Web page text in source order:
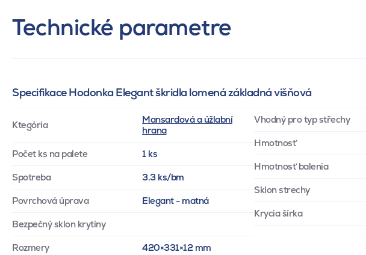
Technické parametre
Specifikace Hodonka Elegant škridla lomená základná višňová
Ktegória
Mansardová a úžlabní
hrana
Počet ks na palete 1 ks
Spotreba 3.3 ks/bm
Povrchová úprava Elegant - matná
Bezpečný sklon krytiny
Rozmery 420×331×12 mm
Vhodný pro typ střechy
Hmotnosť
Hmotnosť balenia
Sklon strechy
Krycia šírka